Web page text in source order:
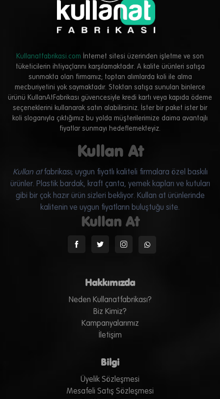
Kullanatfabrikasi.com İnternet sitesi üzerinden işletme ve son
tüketicilerin ihtiyaçlarını karşılamaktadır. A kalite ürünleri satışa
sunmakta olan firmamız; toptan alımlarda koli ile alma
mecburiyetini yok saymaktadır. Stoktan satışa sunulan binlerce
ürünü KullanAtFabrikası güvencesiyle kredi kartı veya kapıda ödeme
seçeneklerini kullanarak satın alabilirsiniz. İster bir paket ister bir
koli sloganıyla çıktığımız bu yolda müşterilerimize daima avantajlı
fiyatlar sunmayı hedeflemekteyiz.
Kullan At
Kullan atfabrikası; uygun fiyatlı kaliteli firmalara özel baskılı
ürünler. Plastik bardak, kraft çanta, yemek kapları ve kutuları
gibi bir çok hazır ürün sizleri bekliyor. Kullan at ürünlerinde
kalitenin ve uygun fiyatların buluştuğu site.
Kullan At
Hakkımızda
Neden Kullanatfabrikası?
Biz Kimiz?
Kampanyalarımız
İletişim
Bilgi
Üyelik Sözleşmesi
Mesafeli Satış Sözleşmesi